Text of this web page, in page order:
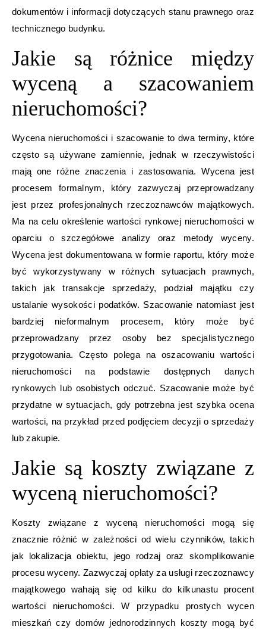
dokumentów i informacji dotyczących stanu prawnego oraz
technicznego budynku.
Jakie są różnice między
wyceną a szacowaniem
nieruchomości?
Wycena nieruchomości i szacowanie to dwa terminy, które
często są używane zamiennie, jednak w rzeczywistości
mają one różne znaczenia i zastosowania. Wycena jest
procesem formalnym, który zazwyczaj przeprowadzany
jest przez profesjonalnych rzeczoznawców majątkowych.
Ma na celu określenie wartości rynkowej nieruchomości w
oparciu o szczegółowe analizy oraz metody wyceny.
Wycena jest dokumentowana w formie raportu, który może
być wykorzystywany w różnych sytuacjach prawnych,
takich jak transakcje sprzedaży, podział majątku czy
ustalanie wysokości podatków. Szacowanie natomiast jest
bardziej nieformalnym procesem, który może być
przeprowadzany przez osoby bez specjalistycznego
przygotowania. Często polega na oszacowaniu wartości
nieruchomości na podstawie dostępnych danych
rynkowych lub osobistych odczuć. Szacowanie może być
przydatne w sytuacjach, gdy potrzebna jest szybka ocena
wartości, na przykład przed podjęciem decyzji o sprzedaży
lub zakupie.
Jakie są koszty związane z
wyceną nieruchomości?
Koszty związane z wyceną nieruchomości mogą się
znacznie różnić w zależności od wielu czynników, takich
jak lokalizacja obiektu, jego rodzaj oraz skomplikowanie
procesu wyceny. Zazwyczaj opłaty za usługi rzeczoznawcy
majątkowego wahają się od kilku do kilkunastu procent
wartości nieruchomości. W przypadku prostych wycen
mieszkań czy domów jednorodzinnych koszty mogą być